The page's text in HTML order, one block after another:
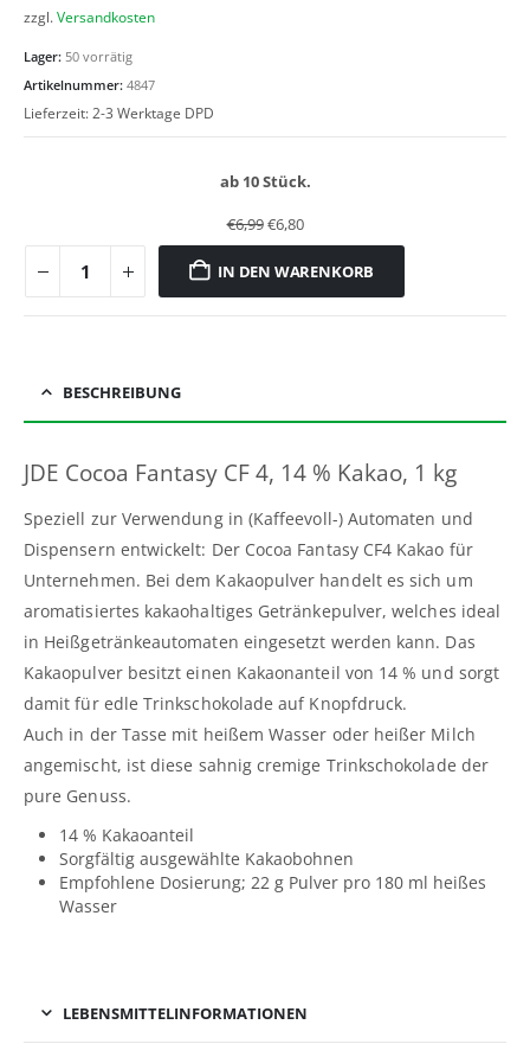
zzgl.Versandkosten
Lager: 50 vorrätig
Artikelnummer: 4847
Lieferzeit:2-3 Werktage DPD
ab 10 Stück.
€6,99€6,80
IN DEN WARENKORB
BESCHREIBUNG
JDE Cocoa Fantasy CF 4, 14 % Kakao, 1 kg
Speziell zur Verwendung in (Kaffeevoll-) Automaten und
Dispensern entwickelt: Der Cocoa Fantasy CF4 Kakao für
Unternehmen. Bei dem Kakaopulver handelt es sich um
aromatisiertes kakaohaltiges Getränkepulver, welches ideal
in Heißgetränkeautomaten eingesetzt werden kann. Das
Kakaopulver besitzt einen Kakaonanteil von 14 % und sorgt
damit für edle Trinkschokolade auf Knopfdruck.
Auch in der Tasse mit heißem Wasser oder heißer Milch
angemischt, ist diese sahnig cremige Trinkschokolade der
pure Genuss.
14 % Kakaoanteil
Sorgfältig ausgewählte Kakaobohnen
Empfohlene Dosierung; 22 g Pulver pro 180 ml heißes
Wasser
LEBENSMITTELINFORMATIONEN